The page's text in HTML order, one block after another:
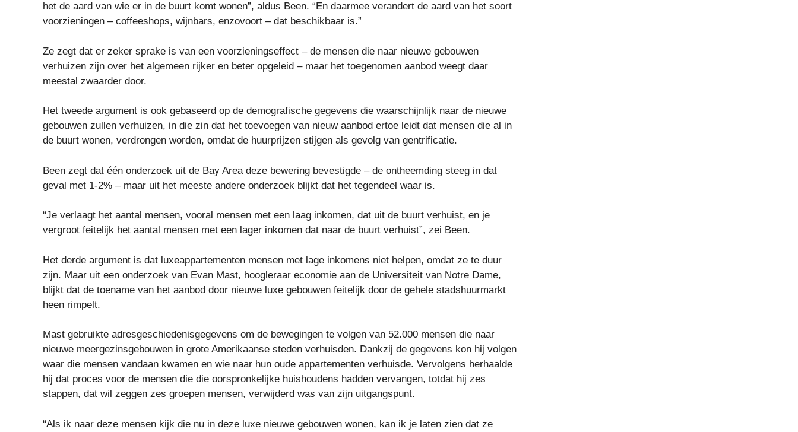
het de aard van wie er in de buurt komt wonen”, aldus Been. “En daarmee verandert de aard van het soort
voorzieningen – coffeeshops, wijnbars, enzovoort – dat beschikbaar is.”
Ze zegt dat er zeker sprake is van een voorzieningseffect – de mensen die naar nieuwe gebouwen
verhuizen zijn over het algemeen rijker en beter opgeleid – maar het toegenomen aanbod weegt daar
meestal zwaarder door.
Het tweede argument is ook gebaseerd op de demografische gegevens die waarschijnlijk naar de nieuwe
gebouwen zullen verhuizen, in die zin dat het toevoegen van nieuw aanbod ertoe leidt dat mensen die al in
de buurt wonen, verdrongen worden, omdat de huurprijzen stijgen als gevolg van gentrificatie.
Been zegt dat één onderzoek uit de Bay Area deze bewering bevestigde – de ontheemding steeg in dat
geval met 1-2% – maar uit het meeste andere onderzoek blijkt dat het tegendeel waar is.
“Je verlaagt het aantal mensen, vooral mensen met een laag inkomen, dat uit de buurt verhuist, en je
vergroot feitelijk het aantal mensen met een lager inkomen dat naar de buurt verhuist”, zei Been.
Het derde argument is dat luxeappartementen mensen met lage inkomens niet helpen, omdat ze te duur
zijn. Maar uit een onderzoek van Evan Mast, hoogleraar economie aan de Universiteit van Notre Dame,
blijkt dat de toename van het aanbod door nieuwe luxe gebouwen feitelijk door de gehele stadshuurmarkt
heen rimpelt.
Mast gebruikte adresgeschiedenisgegevens om de bewegingen te volgen van 52.000 mensen die naar
nieuwe meergezinsgebouwen in grote Amerikaanse steden verhuisden. Dankzij de gegevens kon hij volgen
waar die mensen vandaan kwamen en wie naar hun oude appartementen verhuisde. Vervolgens herhaalde
hij dat proces voor de mensen die die oorspronkelijke huishoudens hadden vervangen, totdat hij zes
stappen, dat wil zeggen zes groepen mensen, verwijderd was van zijn uitgangspunt.
“Als ik naar deze mensen kijk die nu in deze luxe nieuwe gebouwen wonen, kan ik je laten zien dat ze